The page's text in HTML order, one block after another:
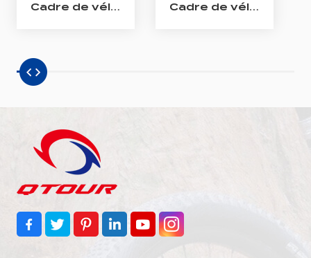
Cadre de vélo électrique Enduro Cadre de VTT électrique à suspension complète en carbone Bafang M510/M560 Cadre de vélo électrique All Mountain en carbone Cadre de VTT électrique à suspension complète en carbone Shimano EP801